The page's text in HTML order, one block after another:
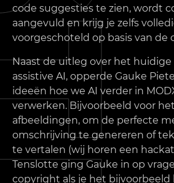
code suggesties te zien, wordt
aangevuld en krijg je zelfs
voorgeschoteld op basis van de
Naast de uitleg over het
assistive AI, opperde Gauke
ideeën hoe we AI verder in
verwerken. Bijvoorbeeld voor
afbeeldingen, om de perfecte
omschrijving te genereren of
te vertalen (wij horen een
Tenslotte ging Gauke in op
copyright als je het bijvoorbeeld